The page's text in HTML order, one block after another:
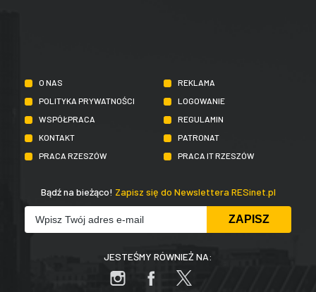
O NAS
REKLAMA
POLITYKA PRYWATNOŚCI
LOGOWANIE
WSPÓŁPRACA
REGULAMIN
KONTAKT
PATRONAT
PRACA RZESZÓW
PRACA IT RZESZÓW
Bądź na bieżąco! Zapisz się do Newslettera RESinet.pl
JESTEŚMY RÓWNIEŻ NA: